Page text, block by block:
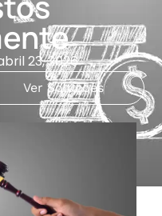
23, 2026
Ver Soluções